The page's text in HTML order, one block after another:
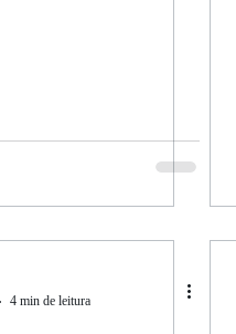
4 min de leitura